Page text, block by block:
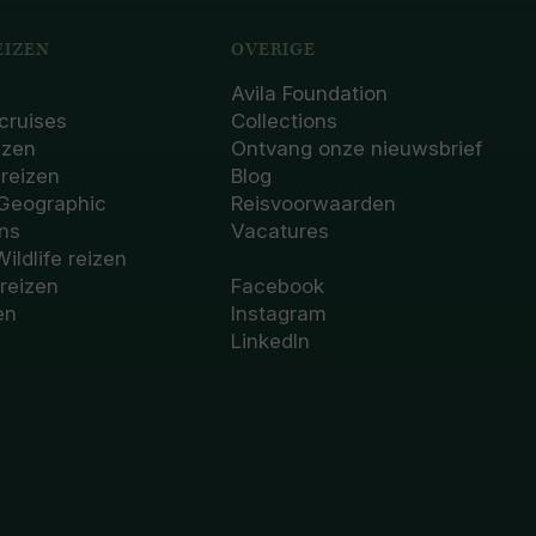
reizen
OVERIGE
Avila Foundation
Collections
Ontvang onze nieuwsbrief
Blog
Reisvoorwaarden
Vacatures
Facebook
Instagram
LinkedIn